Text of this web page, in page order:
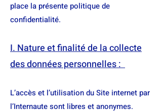
place la présente politique de
confidentialité.
I. Nature et finalité de la collecte
des données personnelles :
L’accès et l’utilisation du Site internet par
l’Internaute sont libres et anonymes.